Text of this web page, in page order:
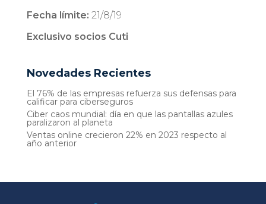
Fecha límite: 21/8/19
Exclusivo socios Cuti
Novedades Recientes
El 76% de las empresas refuerza sus defensas para
calificar para ciberseguros
Ciber caos mundial: día en que las pantallas azules
paralizaron al planeta
Ventas online crecieron 22% en 2023 respecto al
año anterior